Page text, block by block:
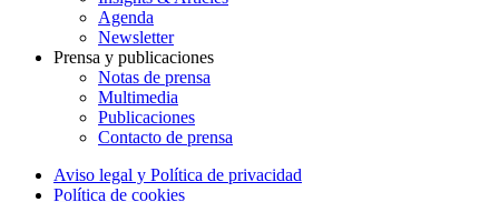
Agenda
Newsletter
Prensa y publicaciones
Notas de prensa
Multimedia
Publicaciones
Contacto de prensa
Aviso legal y Política de privacidad
Política de cookies